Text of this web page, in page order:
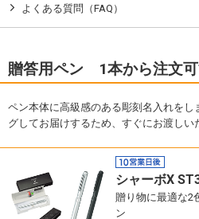
よくある質問（FAQ）
贈答用ペン 1本から注文
ペン本体に高級感のある彫刻名入れをし
グしてお届けするため、すぐにお渡しい
シャーボX
贈り物に最適な2
ン